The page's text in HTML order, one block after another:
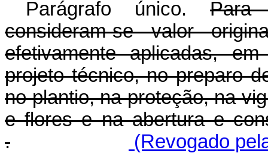
Parágrafo único. Para
consideram-se valor
efetivamente aplicadas,
projeto técnico, no preparo
no plantio, na proteção, na
e flores e na abertura e
.
(Revogado